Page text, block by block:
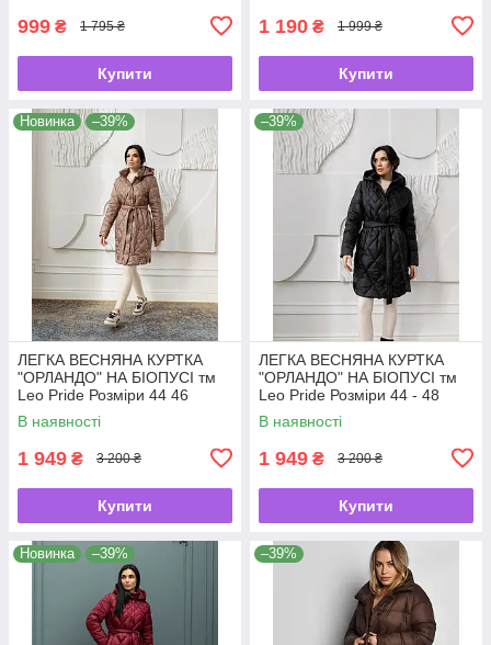
999 ₴ 1 795 ₴
Купити
1 190 ₴ 1 999 ₴
Купити
Новинка –39%
ЛЕГКА ВЕСНЯНА КУРТКА
"ОРЛАНДО" НА БІОПУСІ тм
Leo Pride Розміри 44 46
В наявності
1 949 ₴ 3 200 ₴
Купити
–39%
ЛЕГКА ВЕСНЯНА КУРТКА
"ОРЛАНДО" НА БІОПУСІ тм
Leo Pride Розміри 44 - 48
В наявності
1 949 ₴ 3 200 ₴
Купити
Новинка –39% –39%